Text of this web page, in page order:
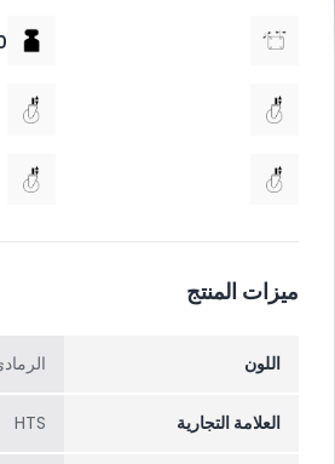
ميزات المنتج
اللون
العلامة التجارية HTS